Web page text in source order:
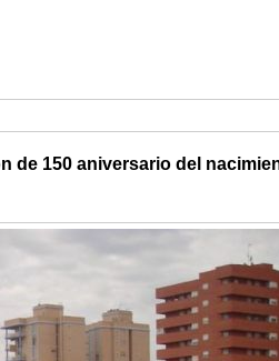
de 150 aniversario del